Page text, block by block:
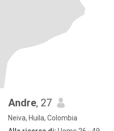
Andre, 27
Neiva, Huila, Colombia